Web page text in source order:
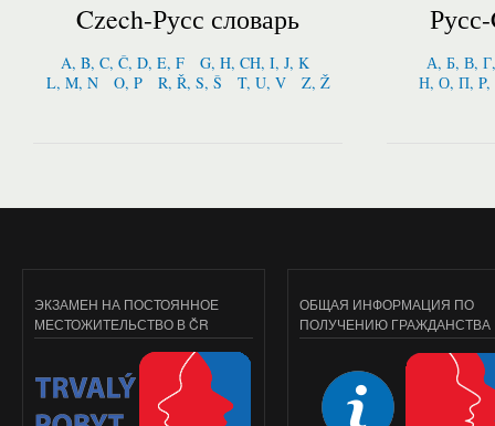
Czech-Русс словарь
A, B, C, Č, D, E, F
G, H, CH, I, J, K
L, M, N
O, P R, Ř, S, Š T, U, V Z, Ž
А, Б, В,
Н, О, П,
ЭКЗАМЕН НА ПОСТОЯННОЕ
МЕСТОЖИТЕЛЬСТВО В ČR
ОБЩАЯ ИНФОРМАЦИЯ ПО
ПОЛУЧЕНИЮ ГРАЖДАНСТВА